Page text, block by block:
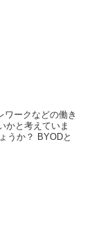
ワークなどの働き
かと考えていま
うか？ BYODと